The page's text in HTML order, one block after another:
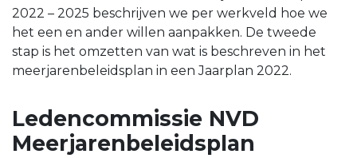
2022 – 2025 beschrijven we per werkveld hoe we
het een en ander willen aanpakken. De tweede
stap is het omzetten van wat is beschreven in het
meerjarenbeleidsplan in een Jaarplan 2022.
Ledencommissie NVD
Meerjarenbeleidsplan